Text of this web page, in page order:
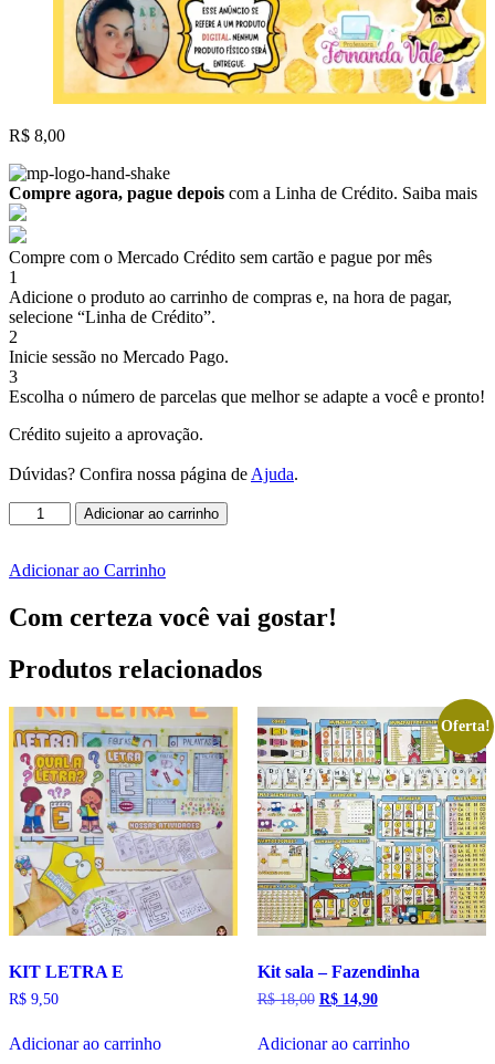
R$ 8,00
Compre agora, pague depois com a Linha de Crédito. Saiba mais
Compre com o Mercado Crédito sem cartão e pague por mês
1
Adicione o produto ao carrinho de compras e, na hora de pagar,
selecione “Linha de Crédito”.
2
Inicie sessão no Mercado Pago.
3
Escolha o número de parcelas que melhor se adapte a você e pronto!
Crédito sujeito a aprovação.
Dúvidas? Confira nossa página de Ajuda.
musical
família
das
quantidade
Adicionar ao carrinho
Adicionar ao Carrinho
Com certeza você vai gostar!
Produtos relacionados
KIT LETRA E
R$ 9,50
Adicionar ao carrinho
Oferta!
Kit sala – Fazendinha
R$18,00 O
era:
R$14,90O
atual
é:
Adicionar ao carrinho